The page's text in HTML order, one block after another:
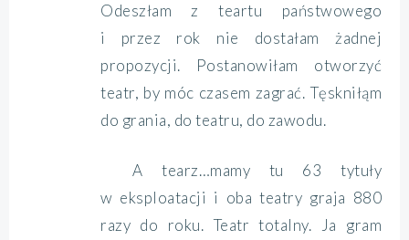
Odeszłam z teartu państwowego
i przez rok nie dostałam żadnej
propozycji. Postanowiłam otworzyć
teatr, by móc czasem zagrać. Tęskniłąm
do grania, do teatru, do zawodu.
A tearz…mamy tu 63 tytuły
w eksploatacji i oba teatry graja 880
razy do roku. Teatr totalny. Ja gram